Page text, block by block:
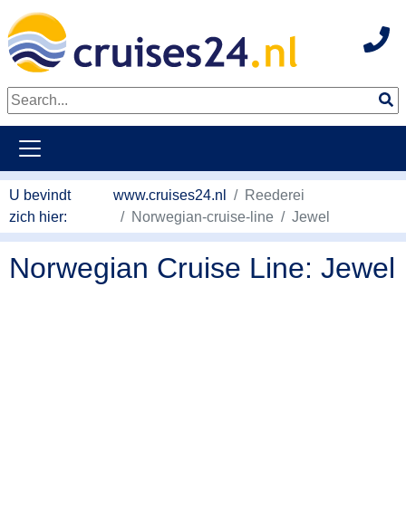
U bevindt
zich hier:
www.cruises24.nl
Reederei
Norwegian-cruise-line
Jewel
Norwegian Cruise Line: Jewel